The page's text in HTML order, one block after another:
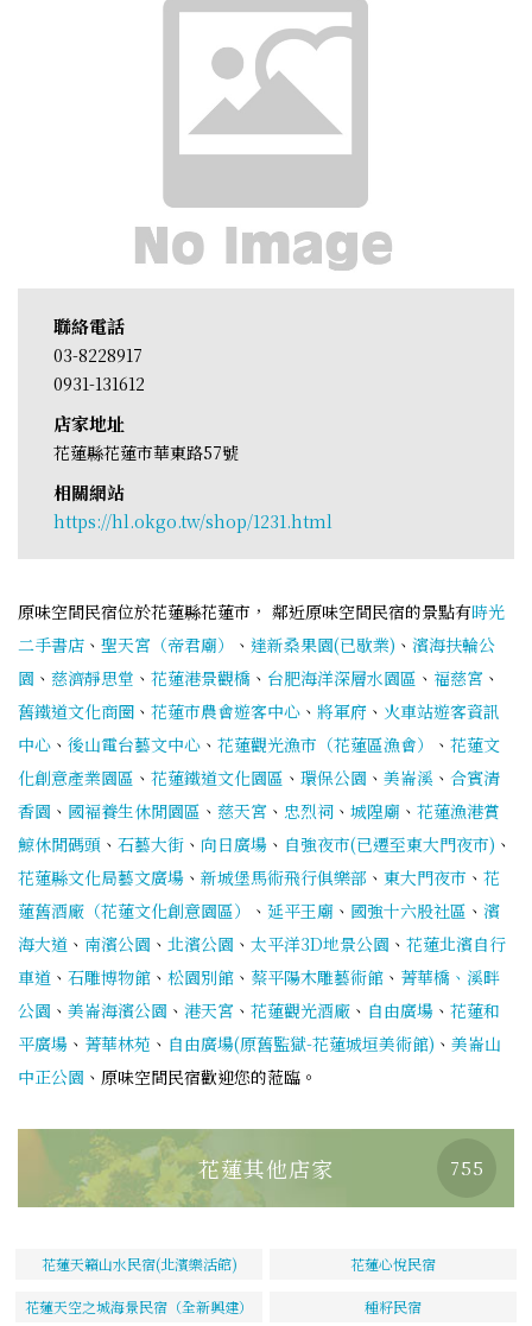
聯絡電話
03-8228917
0931-131612
店家地址
花蓮縣花蓮市華東路57號
相關網站
https://hl.okgo.tw/shop/1231.html
原味空間民宿位於花蓮縣花蓮市， 鄰近原味空間民宿的景點有時光
二手書店 、 聖天宮（帝君廟） 、 達新桑果園(已歇業) 、 濱海扶輪公
園 、 慈濟靜思堂 、 花蓮港景觀橋 、 台肥海洋深層水園區 、 福慈宮 、
舊鐵道文化商圈 、 花蓮市農會遊客中心 、 將軍府 、 火車站遊客資訊
中心 、 後山電台藝文中心 、 花蓮觀光漁市（花蓮區漁會） 、 花蓮文
化創意產業園區 、 花蓮鐵道文化園區 、 環保公園 、 美崙溪 、 合賓清
香園 、 國褔養生休閒園區 、 慈天宮 、 忠烈祠 、 城隍廟 、 花蓮漁港賞
鯨休閒碼頭 、 石藝大街 、 向日廣場 、 自強夜市(已遷至東大門夜市) 、
花蓮縣文化局藝文廣場 、 新城堡馬術飛行俱樂部 、 東大門夜市 、 花
蓮舊酒廠（花蓮文化創意園區）
、 延平王廟 、 國強十六股社區 、 濱
海大道 、 南濱公園 、 北濱公園 、 太平洋3D地景公園 、 花蓮北濱自行
車道 、 石雕博物館 、 松園別館 、 蔡平陽木雕藝術館 、 菁華橋、溪畔
公園 、 美崙海濱公園 、 港天宮 、 花蓮觀光酒廠 、 自由廣場 、 花蓮和
平廣場 、 菁華林苑 、 自由廣場(原舊監獄-花蓮城垣美術館) 、 美崙山
中正公園 、原味空間民宿歡迎您的蒞臨。
花蓮其他店家 755
花蓮天籟山水民宿(北濱樂活館) 花蓮心悅民宿
花蓮天空之城海景民宿（全新興建） 種籽民宿